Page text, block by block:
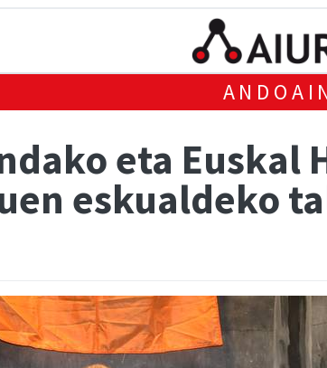
eta
eskualdeko